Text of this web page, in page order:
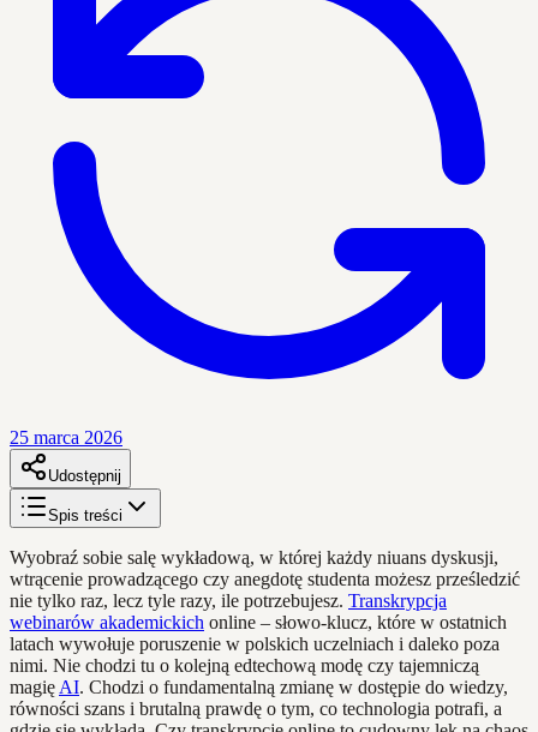
25 marca 2026
Udostępnij
Spis treści
Wyobraź sobie salę wykładową, w której każdy niuans dyskusji,
wtrącenie prowadzącego czy anegdotę studenta możesz prześledzić
nie tylko raz, lecz tyle razy, ile potrzebujesz. Transkrypcja
webinarów akademickich online – słowo-klucz, które w ostatnich
latach wywołuje poruszenie w polskich uczelniach i daleko poza
nimi. Nie chodzi tu o kolejną edtechową modę czy tajemniczą
magię AI. Chodzi o fundamentalną zmianę w dostępie do wiedzy,
równości szans i brutalną prawdę o tym, co technologia potrafi, a